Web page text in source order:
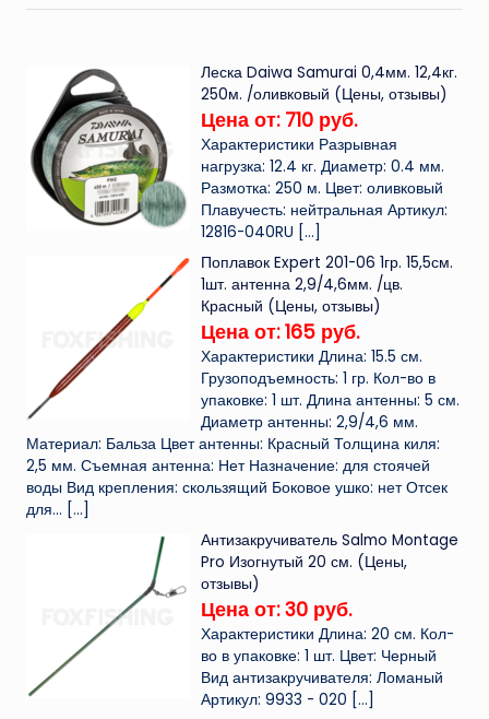
Леска Daiwa Samurai 0,4мм. 12,4кг.
250м. /оливковый (Цены, отзывы)
Цена от: 710 руб.
Характеристики Разрывная
нагрузка: 12.4 кг. Диаметр: 0.4 мм.
Размотка: 250 м. Цвет: оливковый
Плавучесть: нейтральная Артикул:
12816-040RU […]
Поплавок Expert 201-06 1гр. 15,5см.
1шт. антенна 2,9/4,6мм. /цв.
Красный (Цены, отзывы)
Цена от: 165 руб.
Характеристики Длина: 15.5 см.
Грузоподъемность: 1 гр. Кол-во в
упаковке: 1 шт. Длина антенны: 5 см.
Диаметр антенны: 2,9/4,6 мм.
Материал: Бальза Цвет антенны: Красный Толщина киля:
2,5 мм. Съемная антенна: Нет Назначение: для стоячей
воды Вид крепления: скользящий Боковое ушко: нет Отсек
для... […]
Антизакручиватель Salmo Montage
Pro Изогнутый 20 см. (Цены,
отзывы)
Цена от: 30 руб.
Характеристики Длина: 20 см. Кол-
во в упаковке: 1 шт. Цвет: Черный
Вид антизакручивателя: Ломаный
Артикул: 9933 - 020 […]